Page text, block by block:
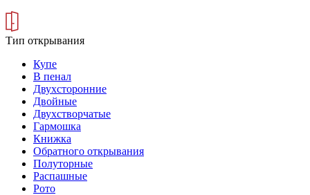
Тип открывания
Купе
В пенал
Двухсторонние
Двойные
Двухстворчатые
Гармошка
Книжка
Обратного открывания
Полуторные
Распашные
Рото